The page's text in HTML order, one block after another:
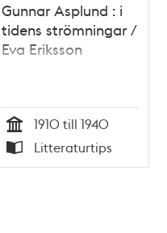
Gunnar Asplund : i
tidens strömningar /
Eva Eriksson
Tid
1910 till 1940
Typ
Litteraturtips